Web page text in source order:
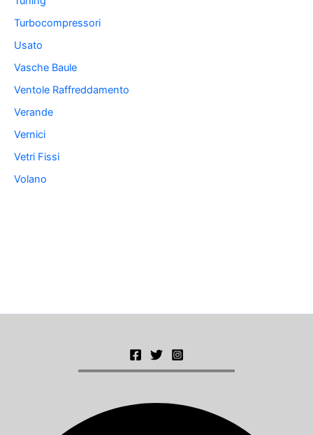
Turbocompressori
Usato
Vasche Baule
Ventole Raffreddamento
Verande
Vernici
Vetri Fissi
Volano